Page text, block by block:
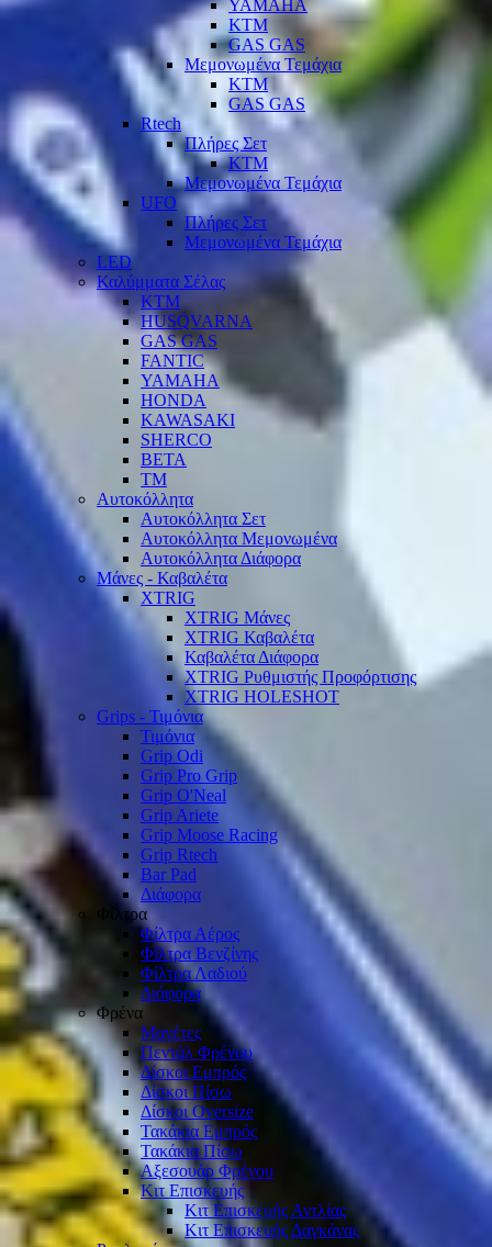
YAMAHA
KTM
GAS GAS
Μεμονωμένα Τεμάχια
KTM
GAS GAS
Rtech
Πλήρες Σετ
KTM
Μεμονωμένα Τεμάχια
UFO
Πλήρες Σετ
Μεμονωμένα Τεμάχια
LED
Καλύμματα Σέλας
KTM
HUSQVARNA
GAS GAS
FANTIC
YAMAHA
HONDA
KAWASAKI
SHERCO
BETA
TM
Αυτοκόλλητα
Αυτοκόλλητα Σετ
Αυτοκόλλητα Μεμονωμένα
Αυτοκόλλητα Διάφορα
Μάνες - Καβαλέτα
XTRIG
XTRIG Μάνες
XTRIG Καβαλέτα
Καβαλέτα Διάφορα
XTRIG Ρυθμιστής Προφόρτισης
XTRIG HOLESHOT
Grips - Τιμόνια
Τιμόνια
Grip Odi
Grip Pro Grip
Grip O'Neal
Grip Ariete
Grip Moose Racing
Grip Rtech
Bar Pad
Διάφορα
Φίλτρα
Φίλτρα Αέρος
Φίλτρα Βενζίνης
Φίλτρα Λαδιού
Διάφορα
Φρένα
Μανέτες
Πεντάλ Φρένου
Δίσκοι Εμπρός
Δίσκοι Πίσω
Δίσκοι Oversize
Τακάκια Εμπρός
Τακάκια Πίσω
Αξεσουάρ Φρένου
Κιτ Επισκευής
Κιτ Επισκευής Αντλίας
Κιτ Επισκευής Δαγκάνας